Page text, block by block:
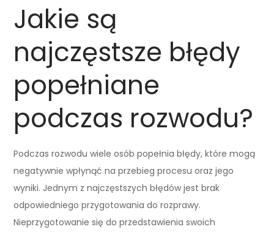
Jakie są
najczęstsze błędy
popełniane
podczas rozwodu?
Podczas rozwodu wiele osób popełnia błędy, które mogą
negatywnie wpłynąć na przebieg procesu oraz jego
wyniki. Jednym z najczęstszych błędów jest brak
odpowiedniego przygotowania do rozprawy.
Nieprzygotowanie się do przedstawienia swoich